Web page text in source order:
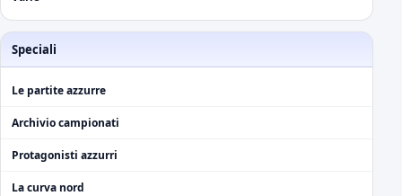
Speciali
Le partite azzurre
Archivio campionati
Protagonisti azzurri
La curva nord